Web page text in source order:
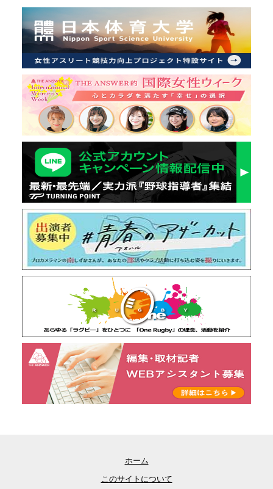
ホーム
このサイトについて